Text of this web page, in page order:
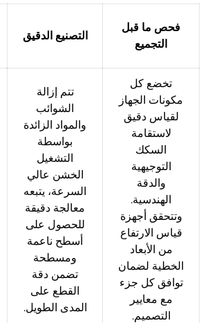
فحص ما قبل
التجميع
التصنيع الدقيق
تخضع كل
مكونات الجهاز
لقياس دقيق
لاستقامة
السكك
التوجيهية
والدقة
الهندسية.
وتتحقق أجهزة
قياس الارتفاع
من الأبعاد
الخطية لضمان
توافق كل جزء
مع معايير
التصميم.
تتم إزالة
الشوائب
والمواد الزائدة
بواسطة
التشغيل
الخشن عالي
السرعة، يتبعه
معالجة دقيقة
للحصول على
أسطح ناعمة
ومسطحة
تضمن دقة
القطع على
المدى الطويل.